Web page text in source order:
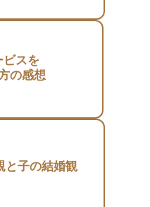
スを
の感想
と子の結婚観